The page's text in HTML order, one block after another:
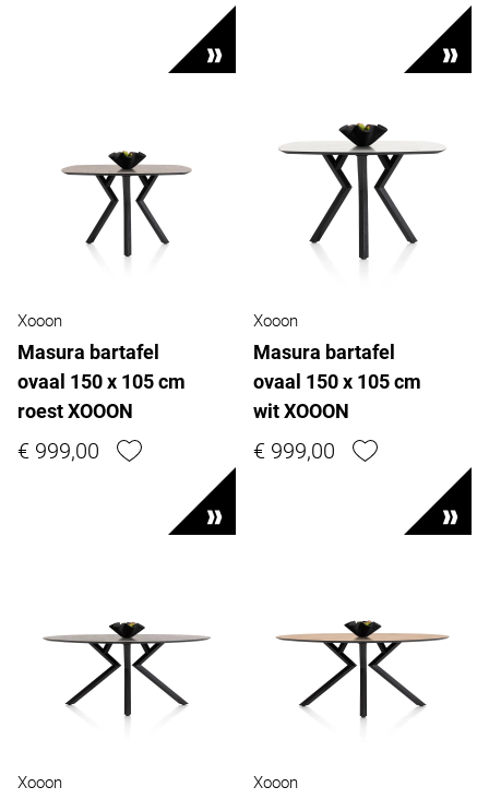
Xooon
Masura bartafel
ovaal 150 x 105 cm
roest XOOON
€ 999,00
Xooon
Masura bartafel
ovaal 150 x 105 cm
wit XOOON
€ 999,00
Xooon Xooon